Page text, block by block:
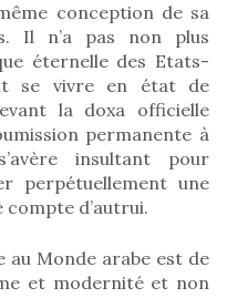
conception de sa
Il n’a pas non plus
éternelle des Etats-
se vivre en état de
la doxa officielle
permanente à
insultant pour
perpétuellement une
d’autrui.
au Monde arabe est de
et modernité et non